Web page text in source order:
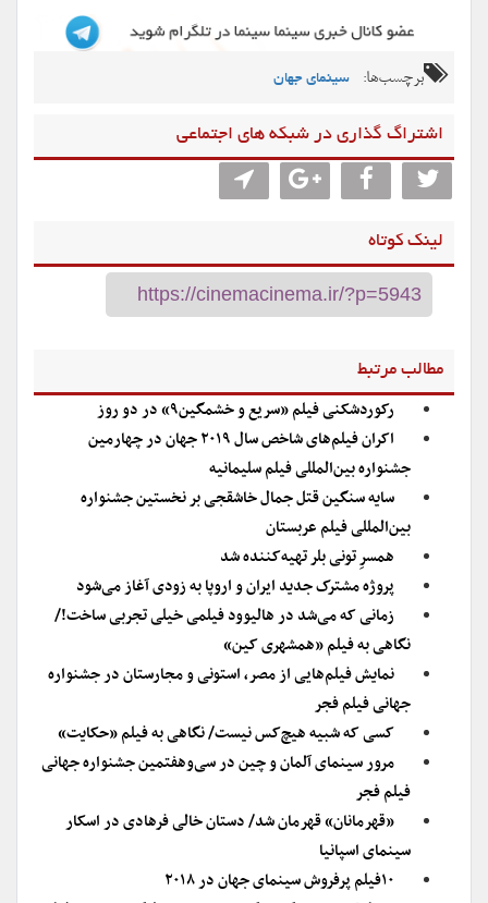
برچسب‌ها: سینمای جهان
اشتراگ گذاری در شبکه های اجتماعی
لینک کوتاه
مطالب مرتبط
رکوردشکنی فیلم «سریع و خشمگین۹» در دو روز
اکران فیلم‌های شاخص سال ۲۰۱۹ جهان در چهارمین
جشنواره بین‌المللی فیلم سلیمانیه
سایه سنگین قتل جمال خاشقجی بر نخستین جشنواره
بین‌المللی فیلم عربستان
همسرِ تونی بلر تهیه‌کننده شد
پروژه مشترک جدید ایران و اروپا به زودی آغاز می‌شود
زمانی که می‌شد در هالیوود فیلمی خیلی تجربی ساخت!/
نگاهی به فیلم «همشهری کین»
نمایش فیلم‌هایی از مصر، استونی و مجارستان در جشنواره
جهانی فیلم فجر
کسی که شبیه هیچ‌کس نیست/ نگاهی به فیلم «حکایت»
مرور سینمای آلمان و چین در سی‌و‌هفتمین جشنواره جهانی
فیلم فجر
«قهرمانان» قهرمان شد/ دستان خالی فرهادی در اسکار
سینمای اسپانیا
۱۰فیلم پرفروش سینمای جهان در ۲۰۱۸